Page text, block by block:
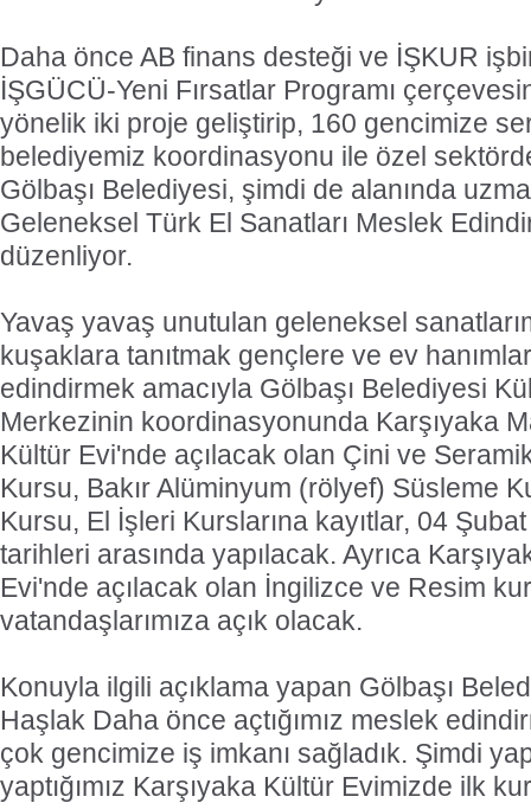
Daha önce AB finans desteği ve İŞKUR
İŞGÜCÜ-Yeni Fırsatlar Programı
yönelik iki proje geliştirip, 160 gencimize
belediyemiz koordinasyonu ile özel
Gölbaşı Belediyesi, şimdi de alanında
Geleneksel Türk El Sanatları Meslek
düzenliyor.
Yavaş yavaş unutulan geleneksel
kuşaklara tanıtmak gençlere ve ev
edindirmek amacıyla Gölbaşı Belediyesi
Merkezinin koordinasyonunda Karşıyaka
Kültür Evi'nde açılacak olan Çini ve
Kursu, Bakır Alüminyum (rölyef) Süsleme
Kursu, El İşleri Kurslarına kayıtlar, 04 Şubat
tarihleri arasında yapılacak. Ayrıca
Evi'nde açılacak olan İngilizce ve Resim
vatandaşlarımıza açık olacak.
Konuyla ilgili açıklama yapan Gölbaşı
Haşlak Daha önce açtığımız meslek
çok gencimize iş imkanı sağladık. Şimdi
yaptığımız Karşıyaka Kültür Evimizde ilk